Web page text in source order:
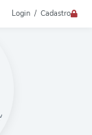
Login / Cadastro